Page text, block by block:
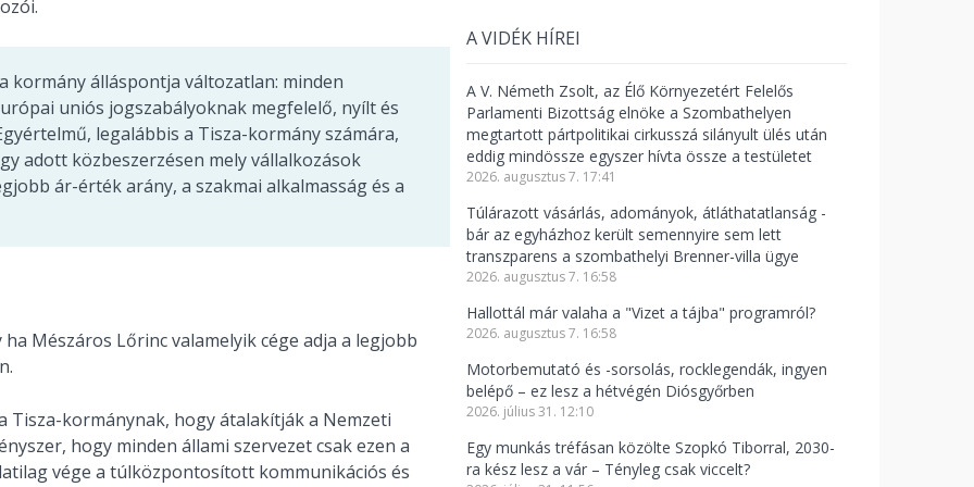
kormány álláspontja változatlan: minden
uniós jogszabályoknak megfelelő, nyílt és
legalábbis a Tisza-kormány számára,
adott közbeszerzésen mely vállalkozások
ár-érték arány, a szakmai alkalmasság és a
Mészáros Lőrinc valamelyik cége adja a legjobb
kormánynak, hogy átalakítják a Nemzeti
hogy minden állami szervezet csak ezen a
vége a túlközpontosított kommunikációs és
A VIDÉK HÍREI
A V. Németh Zsolt, az Élő Környezetért Felelős
Parlamenti Bizottság elnöke a Szombathelyen
megtartott pártpolitikai cirkusszá silányult ülés után
eddig mindössze egyszer hívta össze a testületet
2026. augusztus 7. 17:41
Túlárazott vásárlás, adományok, átláthatatlanság -
bár az egyházhoz került semennyire sem lett
transzparens a szombathelyi Brenner-villa ügye
2026. augusztus 7. 16:58
Hallottál már valaha a "Vizet a tájba" programról?
2026. augusztus 7. 16:58
Motorbemutató és -sorsolás, rocklegendák, ingyen
belépő – ez lesz a hétvégén Diósgyőrben
2026. július 31. 12:10
Egy munkás tréfásan közölte Szopkó Tiborral, 2030-
ra kész lesz a vár – Tényleg csak viccelt?